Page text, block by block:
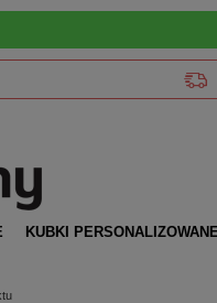
KUBKI PERSONALIZOWANE